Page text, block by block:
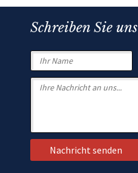
Schreiben Sie uns